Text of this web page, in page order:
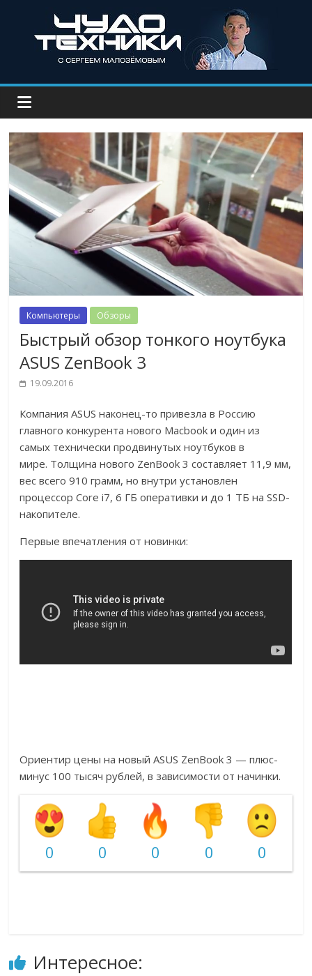
Компьютеры Обзоры
Быстрый обзор тонкого ноутбука
ASUS ZenBook 3
19.09.2016
Компания ASUS наконец-то привезла в Россию
главного конкурента нового Macbook и один из
самых технически продвинутых ноутбуков в
мире. Толщина нового ZenBook 3 составляет 11,9 мм,
вес всего 910 грамм, но внутри установлен
процессор Core i7, 6 ГБ оперативки и до 1 ТБ на SSD-
накопителе.
Первые впечатления от новинки:
Ориентир цены на новый ASUS ZenBook 3 — плюс-
минус 100 тысяч рублей, в зависимости от начинки.
0 0 0 0 0
Интересное: